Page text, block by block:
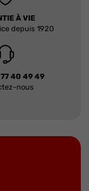
À VIE
depuis 1920
40 49 49
nous